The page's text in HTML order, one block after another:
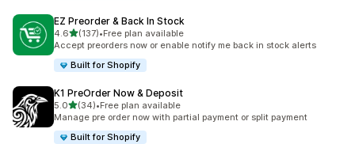
EZ Preorder & Back In Stock
4.6별 5개 중
(137)
총 리뷰 137개
•Free plan available
Accept preorders now or enable notify me back in stock alerts
Built for Shopify
K1 PreOrder Now & Deposit
5.0별 5개 중
(34)
총 리뷰 34개
•Free plan available
Manage pre order now with partial payment or split payment
Built for Shopify